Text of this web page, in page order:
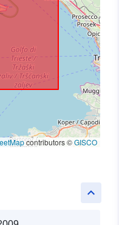
contributors ©GISCO
keyboard_arrow_up